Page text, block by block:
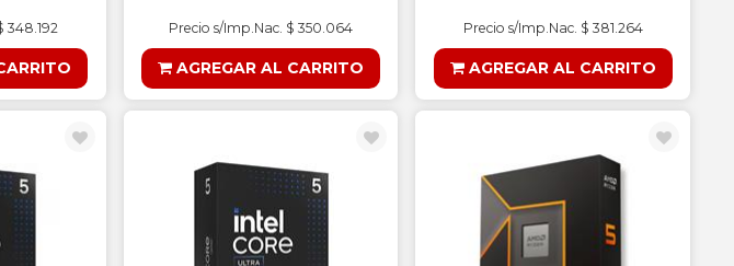
348.192 Precio s/Imp.Nac. $ 350.064
AGREGAR AL CARRITO
Precio s/Imp.Nac. $ 381.264
AGREGAR AL CARRITO